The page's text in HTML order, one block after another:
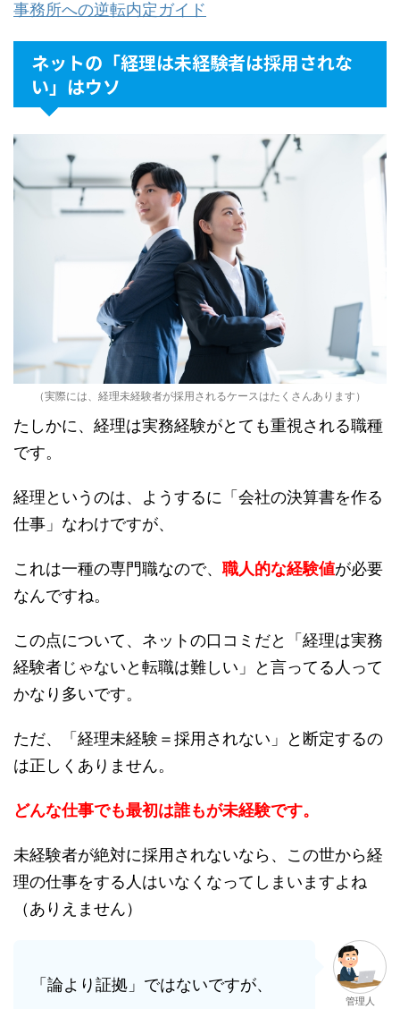
事務所への逆転内定ガイド
ネットの「経理は未経験者は採用されな
い」はウソ
（実際には、経理未経験者が採用されるケースはたくさんあります）
たしかに、経理は実務経験がとても重視される職種
です。
経理というのは、ようするに「会社の決算書を作る
仕事」なわけですが、
これは一種の専門職なので、 職人的な経験値が必要
なんですね。
この点について、ネットの口コミだと「経理は実務
経験者じゃないと転職は難しい」と言ってる人って
かなり多いです。
ただ、「経理未経験＝採用されない」と断定するの
は正しくありません。
どんな仕事でも最初は誰もが未経験です。
未経験者が絶対に採用されないなら、この世から経
理の仕事をする人はいなくなってしまいますよね
（ありえません）
「論より証拠」ではないですが、
管理人